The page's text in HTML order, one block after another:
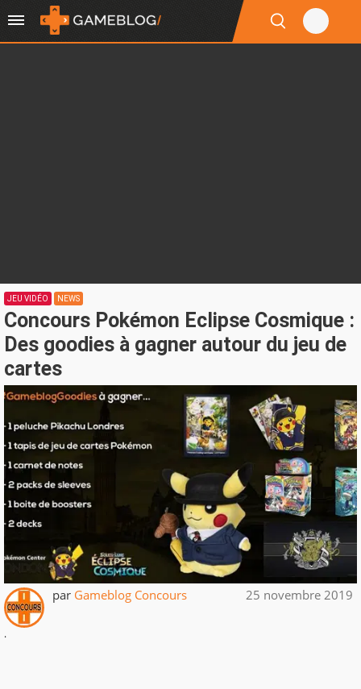
JEU VIDÉO NEWS
Concours Pokémon Eclipse Cosmique :
Des goodies à gagner autour du jeu de
cartes
par Gameblog Concours 25 novembre 2019
.